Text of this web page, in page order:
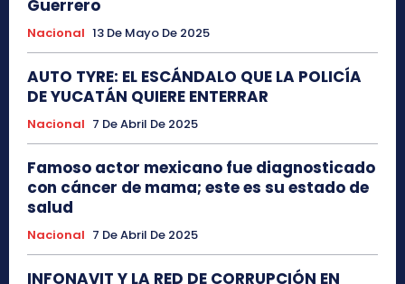
Guerrero
Nacional 13 De Mayo De 2025
AUTO TYRE: EL ESCÁNDALO QUE LA POLICÍA
DE YUCATÁN QUIERE ENTERRAR
Nacional 7 De Abril De 2025
Famoso actor mexicano fue diagnosticado
con cáncer de mama; este es su estado de
salud
Nacional 7 De Abril De 2025
INFONAVIT Y LA RED DE CORRUPCIÓN EN